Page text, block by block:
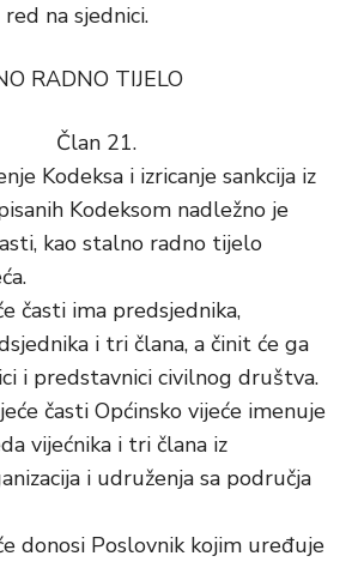
na sjednici.
RADNO TIJELO
Član 21.
Kodeksa i izricanje sankcija iz
Kodeksom nadležno je
kao stalno radno tijelo
časti ima predsjednika,
i tri člana, a činit će ga
i predstavnici civilnog društva.
časti Općinsko vijeće imenuje
vijećnika i tri člana iz
i udruženja sa područja
donosi Poslovnik kojim uređuje